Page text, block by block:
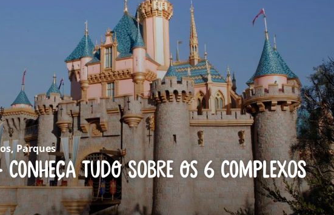
,Parques
Tudo Sobre os 6 Complexos